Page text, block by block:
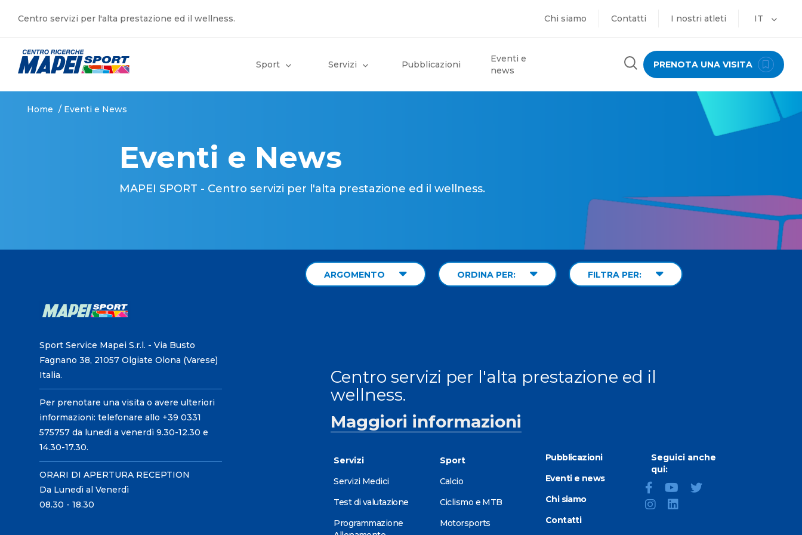
Centro servizi per l'alta prestazione ed il wellness. Chi siamo Contatti I nostri atleti IT
Sport Servizi Pubblicazioni
Eventi e
news
PRENOTA UNA VISITA
Home / Eventi e News
Eventi e News
MAPEI SPORT - Centro servizi per l'alta prestazione ed il wellness.
ARGOMENTO ORDINA PER: FILTRA PER:
Sport Service Mapei S.r.l. - Via Busto
Fagnano 38, 21057 Olgiate Olona (Varese)
Italia.
Per prenotare una visita o avere ulteriori
informazioni: telefonare allo +39 0331
575757 da lunedì a venerdì 9.30-12.30 e
14.30-17.30.
ORARI DI APERTURA RECEPTION
Da Lunedì al Venerdì
08.30 - 18.30
Centro servizi per l'alta prestazione ed il
wellness.
Maggiori informazioni
Servizi
Servizi Medici
Test di valutazione
Programmazione
Sport
Calcio
Ciclismo e MTB
Motorsports
Pubblicazioni
Eventi e news
Chi siamo
Contatti
Seguici anche
qui: